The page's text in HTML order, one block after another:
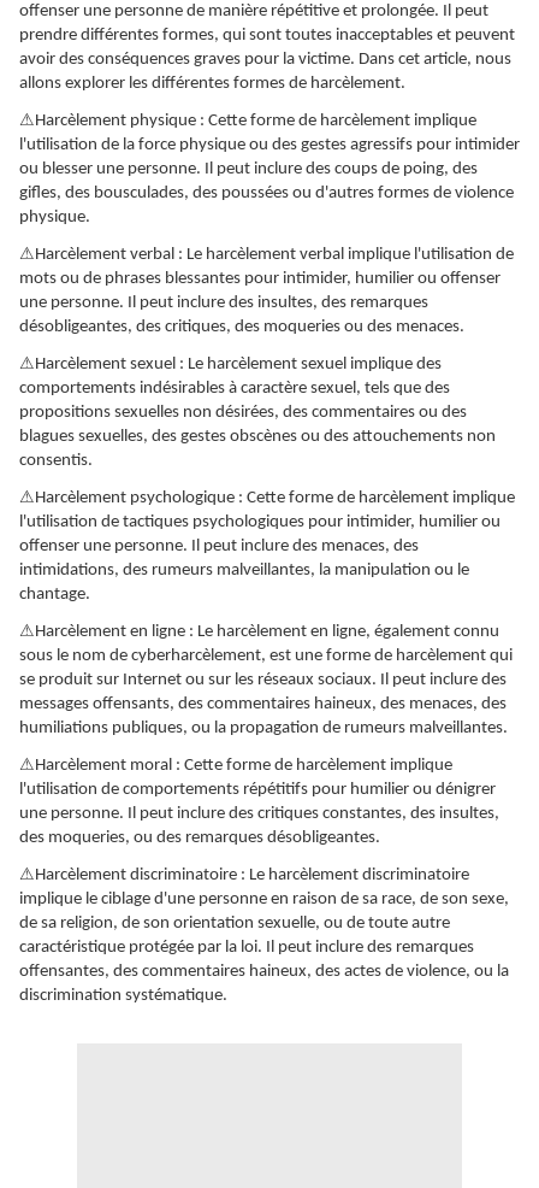
offenser une personne de manière répétitive et prolongée. Il peut
prendre différentes formes, qui sont toutes inacceptables et peuvent
avoir des conséquences graves pour la victime. Dans cet article, nous
allons explorer les différentes formes de harcèlement.
⚠Harcèlement physique : Cette forme de harcèlement implique
l'utilisation de la force physique ou des gestes agressifs pour intimider
ou blesser une personne. Il peut inclure des coups de poing, des
gifles, des bousculades, des poussées ou d'autres formes de violence
physique.
⚠Harcèlement verbal : Le harcèlement verbal implique l'utilisation de
mots ou de phrases blessantes pour intimider, humilier ou offenser
une personne. Il peut inclure des insultes, des remarques
désobligeantes, des critiques, des moqueries ou des menaces.
⚠Harcèlement sexuel : Le harcèlement sexuel implique des
comportements indésirables à caractère sexuel, tels que des
propositions sexuelles non désirées, des commentaires ou des
blagues sexuelles, des gestes obscènes ou des attouchements non
consentis.
⚠Harcèlement psychologique : Cette forme de harcèlement implique
l'utilisation de tactiques psychologiques pour intimider, humilier ou
offenser une personne. Il peut inclure des menaces, des
intimidations, des rumeurs malveillantes, la manipulation ou le
chantage.
⚠Harcèlement en ligne : Le harcèlement en ligne, également connu
sous le nom de cyberharcèlement, est une forme de harcèlement qui
se produit sur Internet ou sur les réseaux sociaux. Il peut inclure des
messages offensants, des commentaires haineux, des menaces, des
humiliations publiques, ou la propagation de rumeurs malveillantes.
⚠Harcèlement moral : Cette forme de harcèlement implique
l'utilisation de comportements répétitifs pour humilier ou dénigrer
une personne. Il peut inclure des critiques constantes, des insultes,
des moqueries, ou des remarques désobligeantes.
⚠Harcèlement discriminatoire : Le harcèlement discriminatoire
implique le ciblage d'une personne en raison de sa race, de son sexe,
de sa religion, de son orientation sexuelle, ou de toute autre
caractéristique protégée par la loi. Il peut inclure des remarques
offensantes, des commentaires haineux, des actes de violence, ou la
discrimination systématique.